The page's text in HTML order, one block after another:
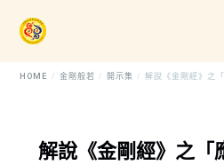
HOME 金剛般若 開示集 解說《金剛經》之「
解說《金剛經》之「